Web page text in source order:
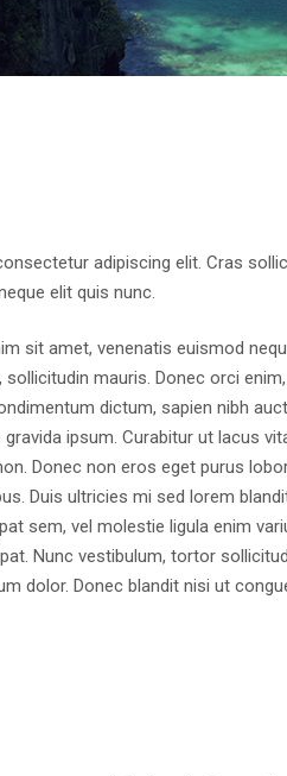
adipiscing elit. Cras
elit quis nunc.
sit amet, venenatis euismod
mauris. Donec orci
dictum, sapien nibh
ipsum. Curabitur ut lacus
Donec non eros eget purus
Duis ultricies mi sed lorem
sem, vel molestie ligula enim
Nunc vestibulum, tortor
dolor. Donec blandit nisi ut